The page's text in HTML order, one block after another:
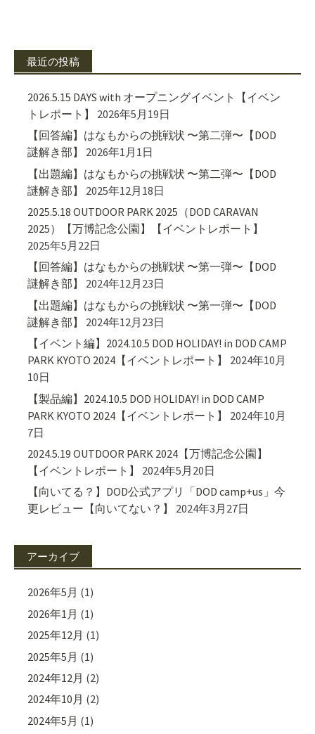
最近の投稿
2026.5.15 DAYS with オープニングイベント【イベン
トレポート】
2026年5月19日
【回答編】はなもからの挑戦状 〜第二弾〜【DOD
謎解き部】
2026年1月1日
【出題編】はなもからの挑戦状 〜第二弾〜【DOD
謎解き部】
2025年12月18日
2025.5.18 OUTDOOR PARK 2025（DOD CARAVAN
2025）【万博記念公園】【イベントレポート】
2025年5月22日
【回答編】はなもからの挑戦状 〜第一弾〜【DOD
謎解き部】
2024年12月23日
【出題編】はなもからの挑戦状 〜第一弾〜【DOD
謎解き部】
2024年12月23日
【イベント編】2024.10.5 DOD HOLIDAY! in DOD CAMP
PARK KYOTO 2024【イベントレポート】
2024年10月
10日
【製品編】2024.10.5 DOD HOLIDAY! in DOD CAMP
PARK KYOTO 2024【イベントレポート】
2024年10月
7日
2024.5.19 OUTDOOR PARK 2024【万博記念公園】
【イベントレポート】
2024年5月20日
【向いてる？】DOD公式アプリ「DOD camp+us」今
更レビュー【向いてない？】
2024年3月27日
アーカイブ
2026年5月 (1)
2026年1月 (1)
2025年12月 (1)
2025年5月 (1)
2024年12月 (2)
2024年10月 (2)
2024年5月 (1)